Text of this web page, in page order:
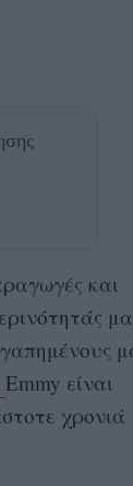
και
Emmy είναι
χρονιά